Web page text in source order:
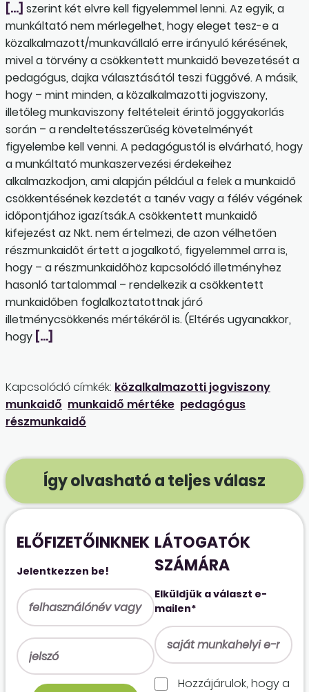
[…] szerint két elvre kell figyelemmel lenni. Az egyik, a
munkáltató nem mérlegelhet, hogy eleget tesz-e a
közalkalmazott/munkavállaló erre irányuló kérésének,
mivel a törvény a csökkentett munkaidő bevezetését a
pedagógus, dajka választásától teszi függővé. A másik,
hogy – mint minden, a közalkalmazotti jogviszony,
illetőleg munkaviszony feltételeit érintő joggyakorlás
során – a rendeltetésszerűség követelményét
figyelembe kell venni. A pedagógustól is elvárható, hogy
a munkáltató munkaszervezési érdekeihez
alkalmazkodjon, ami alapján például a felek a munkaidő
csökkentésének kezdetét a tanév vagy a félév végének
időpontjához igazítsák.A csökkentett munkaidő
kifejezést az Nkt. nem értelmezi, de azon vélhetően
részmunkaidőt értett a jogalkotó, figyelemmel arra is,
hogy – a részmunkaidőhöz kapcsolódó illetményhez
hasonló tartalommal – rendelkezik a csökkentett
munkaidőben foglalkoztatottnak járó
illetménycsökkenés mértékéről is. (Eltérés ugyanakkor,
hogy […]
Kapcsolódó címkék: közalkalmazotti jogviszony
munkaidő munkaidő mértéke pedagógus
részmunkaidő
Így olvasható a teljes válasz
ELŐFIZETŐINKNEK
Jelentkezzen be!
LÁTOGATÓK
SZÁMÁRA
Elküldjük a választ e-
mailen*
Hozzájárulok, hogy a